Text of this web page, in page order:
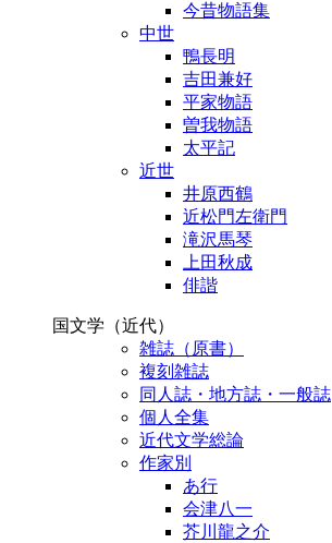
今昔物語集
中世
鴨長明
吉田兼好
平家物語
曽我物語
太平記
近世
井原西鶴
近松門左衛門
滝沢馬琴
上田秋成
俳諧
国文学（近代）
雑誌（原書）
複刻雑誌
同人誌・地方誌・一般誌
個人全集
近代文学総論
作家別
あ行
会津八一
芥川龍之介